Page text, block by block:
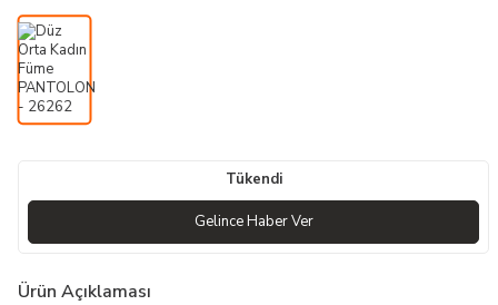
Tükendi
Gelince Haber Ver
Ürün Açıklaması